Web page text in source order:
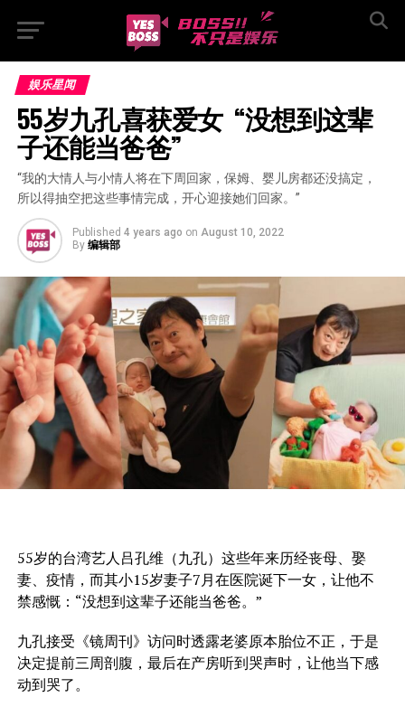
娱乐星闻
55岁九孔喜获爱女  “没想到这辈
子还能当爸爸”
“我的大情人与小情人将在下周回家，保姆、婴儿房都还没搞定，
所以得抽空把这些事情完成，开心迎接她们回家。”
Published 4 years ago on August 10, 2022
By 编辑部
55岁的台湾艺人吕孔维（九孔）这些年来历经丧母、娶
妻、疫情，而其小15岁妻子7月在医院诞下一女，让他不
禁感慨：“没想到这辈子还能当爸爸。”
九孔接受《镜周刊》访问时透露老婆原本胎位不正，于是
决定提前三周剖腹，最后在产房听到哭声时，让他当下感
动到哭了。